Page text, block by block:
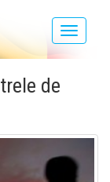
Toggle
de